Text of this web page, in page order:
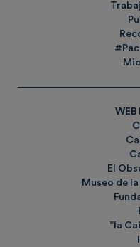
WEB
El
Museo de
”la